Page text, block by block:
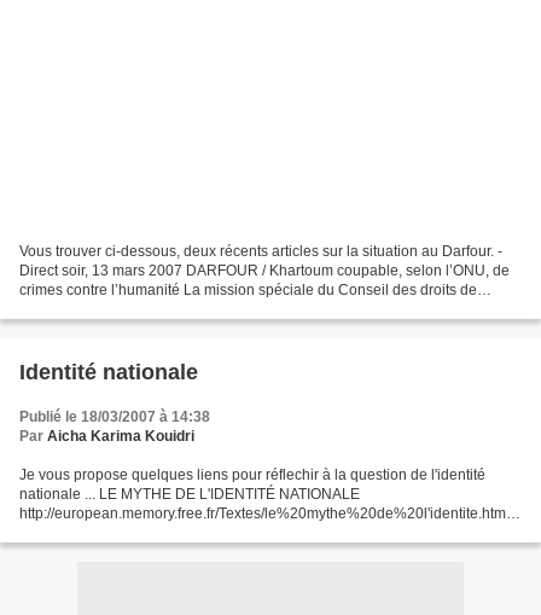
Vous trouver ci-dessous, deux récents articles sur la situation au Darfour. -
Direct soir, 13 mars 2007 DARFOUR / Khartoum coupable, selon l’ONU, de
crimes contre l’humanité La mission spéciale du Conseil des droits de
Identité nationale
Publié le 18/03/2007 à 14:38
Par Aicha Karima Kouidri
Je vous propose quelques liens pour réflechir à la question de l'identité
nationale ... LE MYTHE DE L'IDENTITÉ NATIONALE
http://european.memory.free.fr/Textes/le%20mythe%20de%20l'identite.html